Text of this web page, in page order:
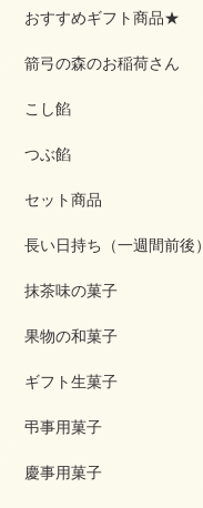
おすすめギフト商品★
箭弓の森のお稲荷さん
こし餡
つぶ餡
セット商品
長い日持ち（一週間前後）
抹茶味の菓子
果物の和菓子
ギフト生菓子
弔事用菓子
慶事用菓子